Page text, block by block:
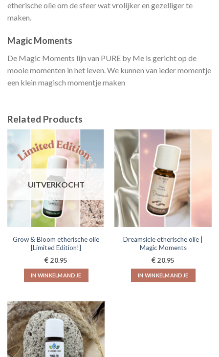
etherische olie om de sfeer wat vrolijker en gezelliger te
maken.
Magic Moments
De Magic Moments lijn van PURE by Me is gericht op de
mooie momenten in het leven. We kunnen van ieder momentje
een klein magisch momentje maken
Related Products
UITVERKOCHT
Grow & Bloom etherische olie
[Limited Edition!]
€ 20.95
IN WINKELMANDJE
Dreamsicle etherische olie |
Magic Moments
€ 20.95
IN WINKELMANDJE